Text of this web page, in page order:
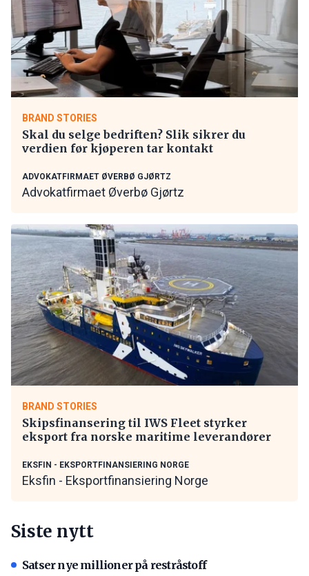
BRAND STORIES
Skal du selge bedriften? Slik sikrer du
verdien før kjøperen tar kontakt
ADVOKATFIRMAET ØVERBØ GJØRTZ
Advokatfirmaet Øverbø Gjørtz
BRAND STORIES
Skipsfinansering til IWS Fleet styrker
eksport fra norske maritime leverandører
EKSFIN - EKSPORTFINANSIERING NORGE
Eksfin - Eksportfinansiering Norge
Siste nytt
Satser nye millioner på restråstoff